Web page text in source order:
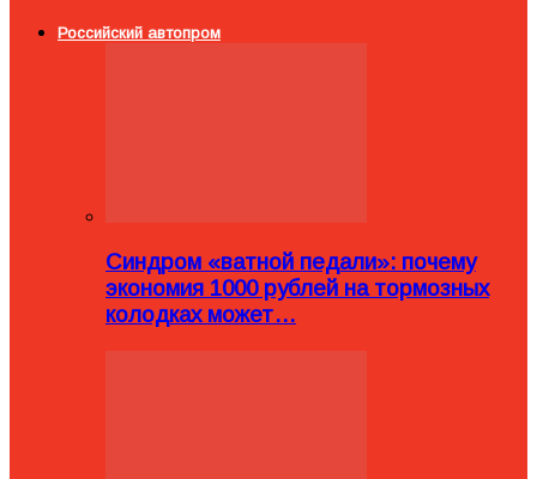
Российский автопром
Синдром «ватной педали»: почему
экономия 1000 рублей на тормозных
колодках может…